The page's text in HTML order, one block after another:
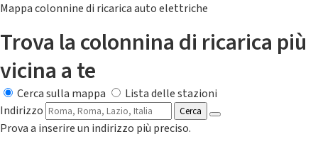
Mappa colonnine di ricarica auto elettriche
Trova la colonnina di ricarica più
vicina a te
Cerca sulla mappa
Lista delle stazioni
Indirizzo
Cerca
Prova a inserire un indirizzo più preciso.